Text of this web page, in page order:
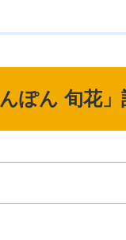
ぽん 旬花